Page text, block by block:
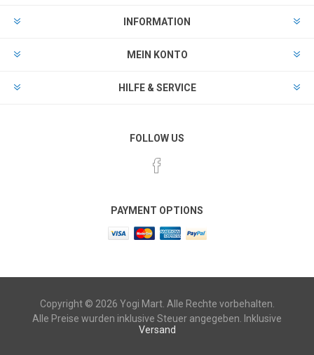
INFORMATION
MEIN KONTO
HILFE & SERVICE
FOLLOW US
PAYMENT OPTIONS
Copyright © 2026 Yogi Mart. Alle Rechte vorbehalten.
Alle Preise wurden inklusive Steuer angegeben. Inklusive
Versand